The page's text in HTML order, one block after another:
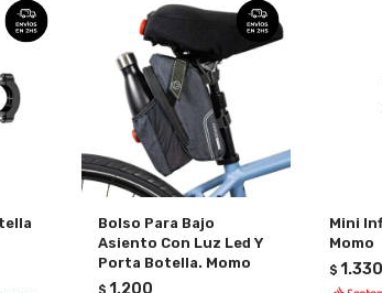
Bolso Para Bajo
Asiento Con Luz Led Y
Porta Botella. Momo
Mini
Momo
$ 1.330